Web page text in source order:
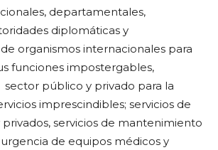
departamentales,
diplomáticas y
organismos internacionales para
funciones impostergables,
público y privado para la
imprescindibles; servicios de
servicios de mantenimiento
de equipos médicos y